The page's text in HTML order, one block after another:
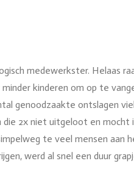
medewerkster. Helaas
kinderen om op te
genoodzaakte ontslagen
2x niet uitgeloot en
te veel mensen aan
werd al snel een duur